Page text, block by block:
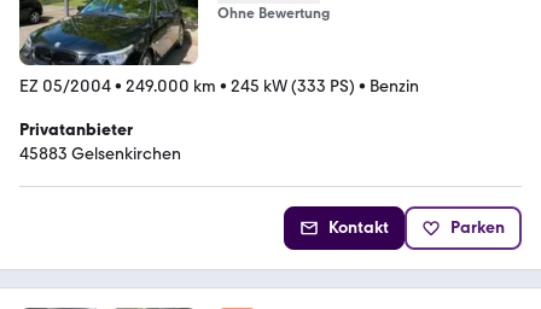
Ohne Bewertung
EZ 05/2004• 249.000 km • 245 kW (333 PS) • Benzin
Privatanbieter
45883 Gelsenkirchen
Kontakt Parken